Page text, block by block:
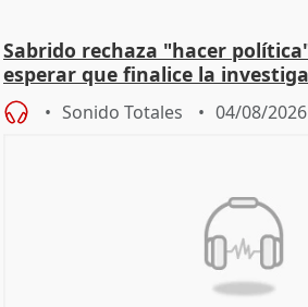
Sabrido rechaza "hacer
esperar que finalice la
Sonido Totales 04/08/2026